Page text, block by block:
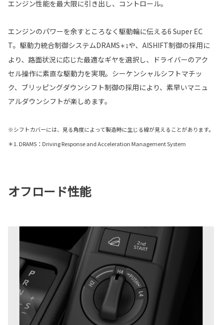
エンジン性能を最大限に引き出し、コントロール。
エンジンのパワーを余すところなく駆動輪に伝える6 Super EC
T。駆動力統合制御システムDRAMS＊1や、AISHIFT制御の採用に
より、路面状況に応じた最適なギヤを選択し、ドライバーのアク
セル操作に素直な駆動力を実現。シーケンシャルシフトマチッ
ク、ブリッピングダウンシフト制御の採用により、素早いマニュ
アルダウンシフトが楽しめます。
※シフトカバーには、見る角度によって製造時に生じる線が見えることがあります。
＊1. DRAMS：Driving Response and Acceleration Management System
オフロード性能